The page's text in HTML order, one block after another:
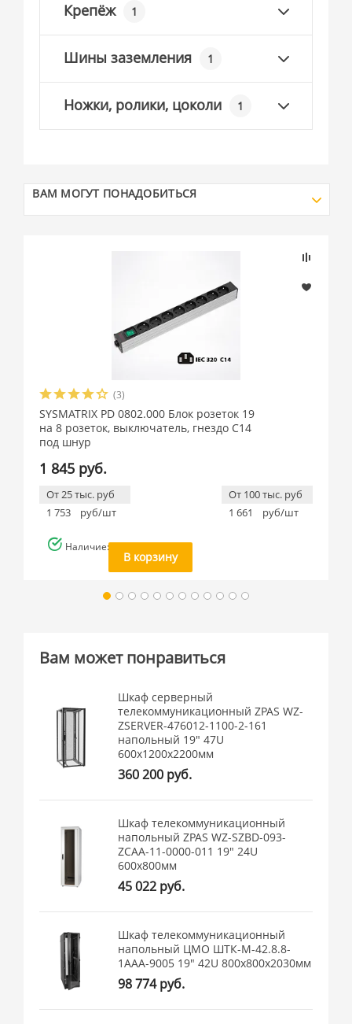
Крепёж 1
Шины заземления 1
Ножки, ролики, цоколи 1
ВАМ МОГУТ ПОНАДОБИТЬСЯ
(3)
SYSMATRIX PD 0802.000 Блок розеток 19
на 8 розеток, выключатель, гнездо C14
под шнур
1 845 руб.
От 25 тыс. руб
1 753
руб/шт
От 100 тыс. руб
1 661
руб/шт
Наличие: много
В корзину
Вам может понравиться
Шкаф серверный
телекоммуникационный ZPAS WZ-
ZSERVER-476012-1100-2-161
напольный 19" 47U
600x1200x2200мм
360 200 руб.
Шкаф телекоммуникационный
напольный ZPAS WZ-SZBD-093-
ZCAA-11-0000-011 19" 24U
600x800мм
45 022 руб.
Шкаф телекоммуникационный
напольный ЦМО ШТК-М-42.8.8-
1ААА-9005 19" 42U 800x800x2030мм
98 774 руб.